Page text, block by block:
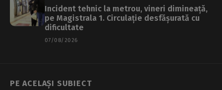
Incident tehnic la metrou, vineri dimineață,
pe Magistrala 1. Circulație desfășurată cu
dificultate
07/08/2026
PE ACELAȘI SUBIECT